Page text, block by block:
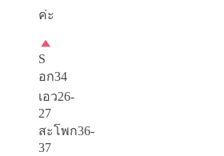
ค่ะ
S
อก34
เอว26-
27
สะโพก36-
37